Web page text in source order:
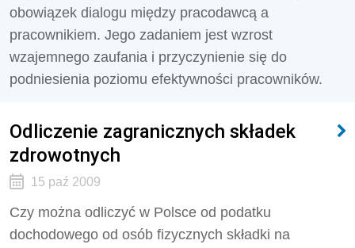
obowiązek dialogu między pracodawcą a
pracownikiem. Jego zadaniem jest wzrost
wzajemnego zaufania i przyczynienie się do
podniesienia poziomu efektywności pracowników.
Odliczenie zagranicznych składek
zdrowotnych
15 paź 2009
Czy można odliczyć w Polsce od podatku
dochodowego od osób fizycznych składki na